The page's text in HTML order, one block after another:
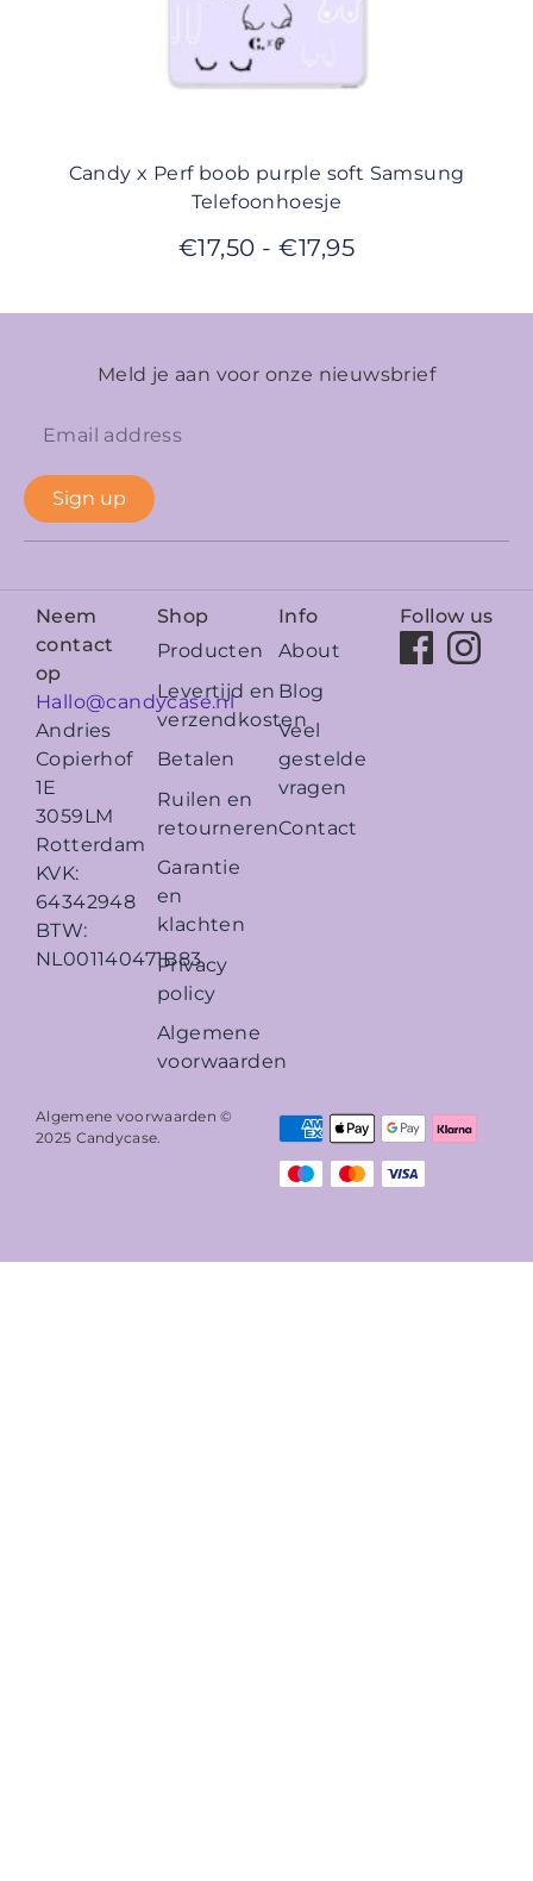
Candy x Perf boob purple soft Samsung
Telefoonhoesje
€17,50 - €17,95
Meld je aan voor onze nieuwsbrief
Sign up
Neem
contact
op
Hallo@candycase.nl
Andries
Copierhof
1E
3059LM
Rotterdam
KVK:
64342948
BTW:
NL001140471B83
Shop
Producten
Levertijd en
verzendkosten
Betalen
Ruilen en
retourneren
Garantie
en
klachten
Privacy
policy
Algemene
voorwaarden
Info
About
Blog
Veel
gestelde
vragen
Contact
Follow us
Algemene voorwaarden ©
2025 Candycase.